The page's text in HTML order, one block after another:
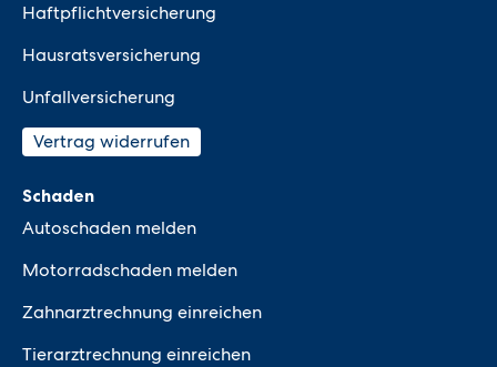
Haftpflichtversicherung
Hausratsversicherung
Unfallversicherung
Vertrag widerrufen
Schaden
Autoschaden melden
Motorradschaden melden
Zahnarztrechnung einreichen
Tierarztrechnung einreichen